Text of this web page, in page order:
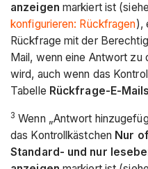
anzeigen markiert ist (siehe
konfigurieren: Rückfragen),
Rückfrage mit der
Mail, wenn eine Antwort
wird, auch wenn das
Tabelle Rückfrage-E-Mails
3 Wenn „Antwort
das Kontrollkästchen Nur
Standard- und nur